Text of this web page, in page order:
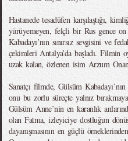
Hastanede tesadüfen karşılaştığı,
yürüyemeyen, felçli bir Rus gence
Kabadayı’nın sınırsız sevgisini ve
çekimleri Antalya’da başladı. Filmin
uzak kalan, özlenen isim Arzum
Sanatçı filmde, Gülsüm
onu bu zorlu süreçte yalnız
Gülsüm Anne’nin en karanlık
olan Fatma, izleyiciye dostluğun
dayanışmasının en güçlü